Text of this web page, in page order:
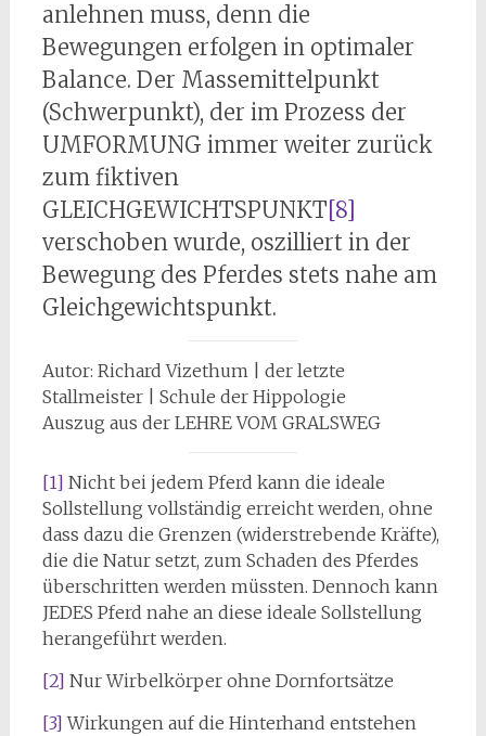
anlehnen muss, denn die
Bewegungen erfolgen in optimaler
Balance. Der Massemittelpunkt
(Schwerpunkt), der im Prozess der
UMFORMUNG immer weiter zurück
zum fiktiven
GLEICHGEWICHTSPUNKT[8]
verschoben wurde, oszilliert in der
Bewegung des Pferdes stets nahe am
Gleichgewichtspunkt.
Autor: Richard Vizethum | der letzte
Stallmeister | Schule der Hippologie
Auszug aus der LEHRE VOM GRALSWEG
[1] Nicht bei jedem Pferd kann die ideale
Sollstellung vollständig erreicht werden, ohne
dass dazu die Grenzen (widerstrebende Kräfte),
die die Natur setzt, zum Schaden des Pferdes
überschritten werden müssten. Dennoch kann
JEDES Pferd nahe an diese ideale Sollstellung
herangeführt werden.
[2] Nur Wirbelkörper ohne Dornfortsätze
[3] Wirkungen auf die Hinterhand entstehen